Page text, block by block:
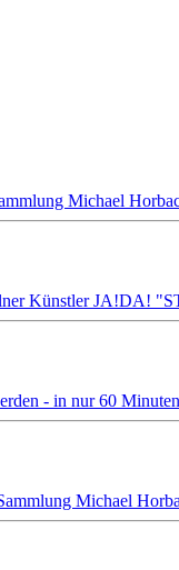
Michael
Künstler JA!DA!
- in nur 60 Minuten
Michael